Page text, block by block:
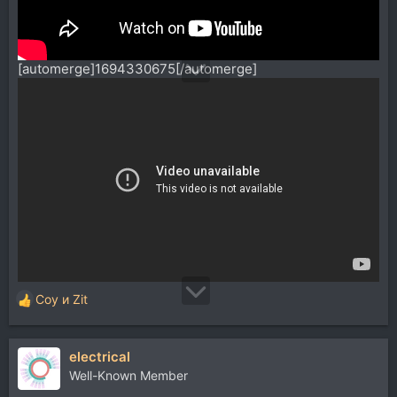
[automerge]1694330675[/automerge]
Р
е
а
к
ц
и
Coy и Zit
electrical
Well-Known Member